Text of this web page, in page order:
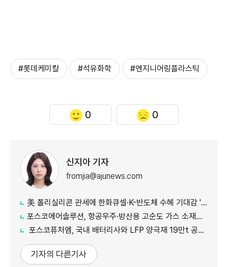
#롯데케미칼 #석유화학 #엔지니어링플라스틱
0 0
신지아 기자
fromjia@ajunews.com
美 폴리실리콘 관세에 한화큐셀·K-반도체 수혜 기대감 '쑥'
포스코에어솔루션, 항공우주·방산용 고순도 가스 소재분야 글로벌 인증 획득
포스코퓨처엠, 국내 배터리사와 LFP 양극재 19만t 공급계약 체결
기자의 다른기사